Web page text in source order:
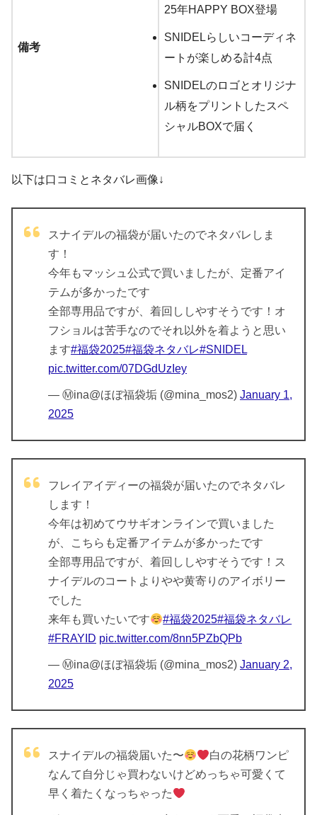
備考
25年HAPPY BOX登場
SNIDELらしいコーディネ
ートが楽しめる計4点
SNIDELのロゴとオリジナ
ル柄をプリントしたスペ
シャルBOXで届く
以下は口コミとネタバレ画像↓
スナイデルの福袋が届いたのでネタバレしま
す！
今年もマッシュ公式で買いましたが、定番アイ
テムが多かったです
全部専用品ですが、着回ししやすそうです！オ
フショルは苦手なのでそれ以外を着ようと思い
ます#福袋2025#福袋ネタバレ#SNIDEL
pic.twitter.com/07DGdUzIey
— Ⓜ︎ina@ほぼ福袋垢 (@mina_mos2) January 1,
2025
フレイアイディーの福袋が届いたのでネタバレ
します！
今年は初めてウサギオンラインで買いました
が、こちらも定番アイテムが多かったです
全部専用品ですが、着回ししやすそうです！ス
ナイデルのコートよりやや黄寄りのアイボリー
でした
来年も買いたいです
#福袋2025#福袋ネタバレ
#FRAYID pic.twitter.com/8nn5PZbQPb
— Ⓜ︎ina@ほぼ福袋垢 (@mina_mos2) January 2,
2025
スナイデルの福袋届いた〜
白の花柄ワンピ
なんて自分じゃ買わないけどめっちゃ可愛くて
早く着たくなっちゃった